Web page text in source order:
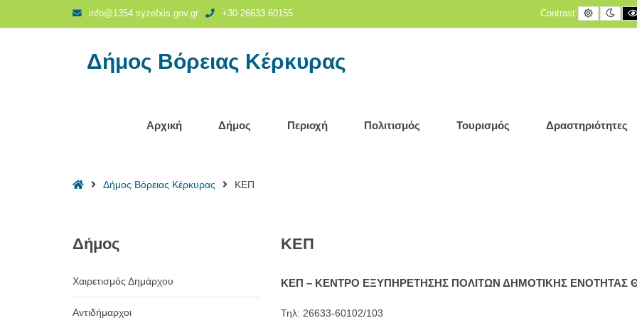
info@1354.syzefxis.gov.gr +30 26633 60155 Contrast
Default
contrast
Δήμος Βόρειας Κέρκυρας
Αρχική Δήμος Περιοχή Πολιτισμός Τουρισμός Δραστηριότητες
HomeΔήμος Βόρειας Κέρκυρας ΚΕΠ
ΚΕΠ
ΚΕΠ – ΚΕΝΤΡΟ ΕΞΥΠΗΡΕΤΗΣΗΣ ΠΟΛΙΤΩΝ ΔΗΜΟΤΙΚΗΣ ΕΝΟΤΗΤΑΣ
Τηλ: 26633-60102/103
Δήμος
Χαιρετισμός Δημάρχου
Αντιδήμαρχοι